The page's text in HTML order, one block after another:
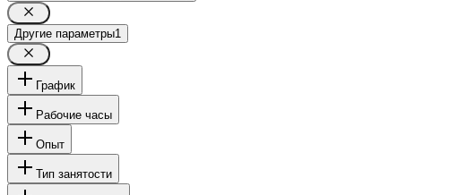
Другие параметры1
График
Рабочие часы
Опыт
Тип занятости